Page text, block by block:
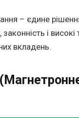
– єдине
і високі
вкладень.